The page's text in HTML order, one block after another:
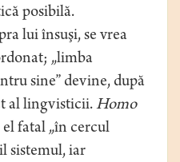
posibilă.
lui însuşi, se vrea
„limba
sine” devine, după
al lingvisticii.Homo
fatal „în cercul
sistemul, iar